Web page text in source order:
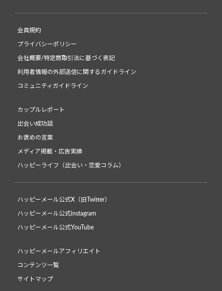
会員規約
プライバシーポリシー
会社概要/特定商取引法に基づく表記
利用者情報の外部送信に関するガイドライン
コミュニティガイドライン
カップルレポート
出会い成功談
お褒めの言葉
メディア掲載・広告実績
ハッピーライフ（出会い・恋愛コラム）
ハッピーメール公式X（旧Twitter）
ハッピーメール公式instagram
ハッピーメール公式YouTube
ハッピーメールアフィリエイト
コンテンツ一覧
サイトマップ